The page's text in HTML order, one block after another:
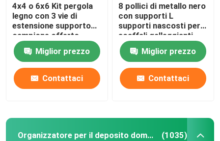
4x4 o 6x6 Kit pergola
legno con 3 vie di
estensione supporto
campione offerto
Miglior prezzo
Contattaci
8 pollici di metallo nero
con supporti L
supporti nascosti per
scaffali galleggianti
Tolleranza 0.02
Miglior prezzo
Contattaci
Organizzatore per il deposito domestico (1035)